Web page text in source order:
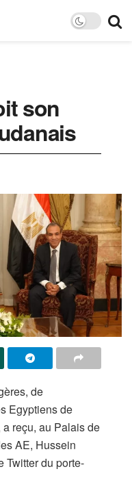
son
de
Egyptiens de
a reçu, au Palais de
AE, Hussein
Twitter du porte-